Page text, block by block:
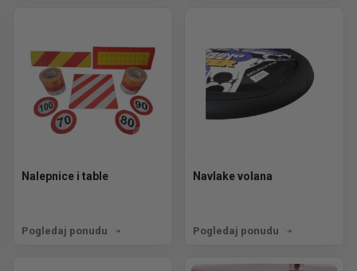
Nalepnice i table
Pogledaj ponudu
Navlake volana
Pogledaj ponudu